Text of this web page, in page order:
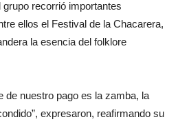
recorrió importantes
ellos el Festival de la Chacarera,
la esencia del folklore
de nuestro pago es la zamba, la
expresaron, reafirmando su